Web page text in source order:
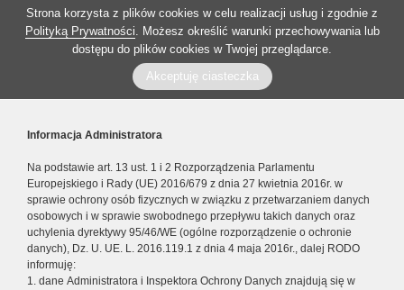
Strona korzysta z plików cookies w celu realizacji usług i zgodnie z
Polityką Prywatności. Możesz określić warunki przechowywania lub
dostępu do plików cookies w Twojej przeglądarce.
Akceptuję ciasteczka
Informacja Administratora
Na podstawie art. 13 ust. 1 i 2 Rozporządzenia Parlamentu
Europejskiego i Rady (UE) 2016/679 z dnia 27 kwietnia 2016r. w
sprawie ochrony osób fizycznych w związku z przetwarzaniem danych
osobowych i w sprawie swobodnego przepływu takich danych oraz
uchylenia dyrektywy 95/46/WE (ogólne rozporządzenie o ochronie
danych), Dz. U. UE. L. 2016.119.1 z dnia 4 maja 2016r., dalej RODO
informuję:
1. dane Administratora i Inspektora Ochrony Danych znajdują się w